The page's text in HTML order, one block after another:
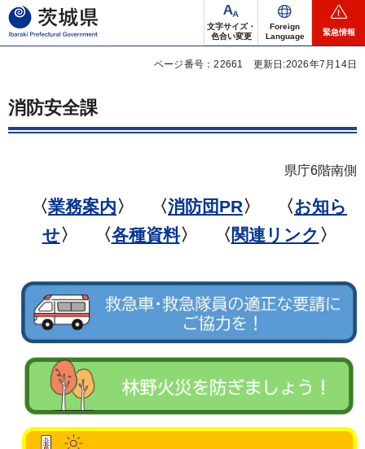
茨城県
文字サイズ・
色合い変更
Foreign
Language
緊急情報
ページ番号：22661 更新日:2026年7月14日
消防安全課
県庁6階南側
〈業務案内〉 〈消防団PR〉 〈お知ら
せ〉 〈各種資料〉 〈 関連リンク 〉